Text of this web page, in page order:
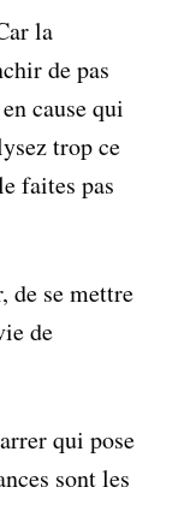
la
de pas
cause qui
trop ce
faites pas
de se mettre
de
qui pose
sont les